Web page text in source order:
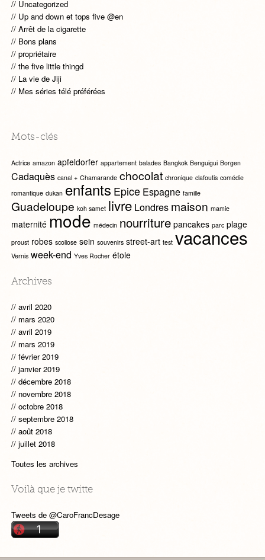
Uncategorized
Up and down et tops five @en
Arrêt de la cigarette
Bons plans
propriétaire
the five little thingd
La vie de Jiji
Mes séries télé préférées
Mots-clés
Actrice amazon apfeldorfer appartement balades Bangkok Benguigui Borgen
Cadaquès canal + Chamarande chocolat chronique clafoutis comédie
romantique dukan enfants Epice Espagne famille
Guadeloupe koh samet livre Londres maison mamie
maternité mode médecin nourriture pancakes parc plage
proust robes scoliose sein souvenirs street-art test vacances
Vernis week-end Yves Rocher étole
Archives
avril 2020
mars 2020
avril 2019
mars 2019
février 2019
janvier 2019
décembre 2018
novembre 2018
octobre 2018
septembre 2018
août 2018
juillet 2018
Toutes les archives
Voilà que je twitte
Tweets de @CaroFrancDesage